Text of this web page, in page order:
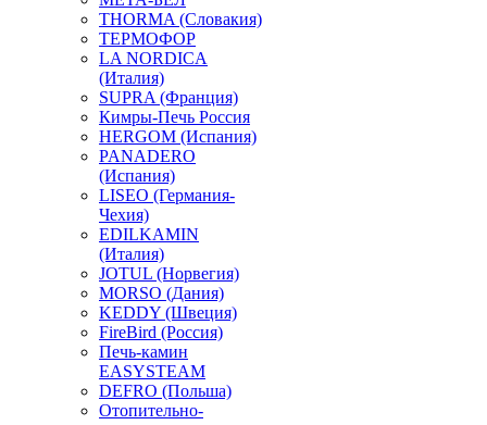
THORMA (Словакия)
ТЕРМОФОР
LA NORDICA
(Италия)
SUPRA (Франция)
Кимры-Печь Россия
HERGOM (Испания)
PANADERO
(Испания)
LISEO (Германия-
Чехия)
EDILKAMIN
(Италия)
JOTUL (Норвегия)
MORSO (Дания)
KEDDY (Швеция)
FireBird (Россия)
Печь-камин
EASYSTEAM
DEFRO (Польша)
Отопительно-